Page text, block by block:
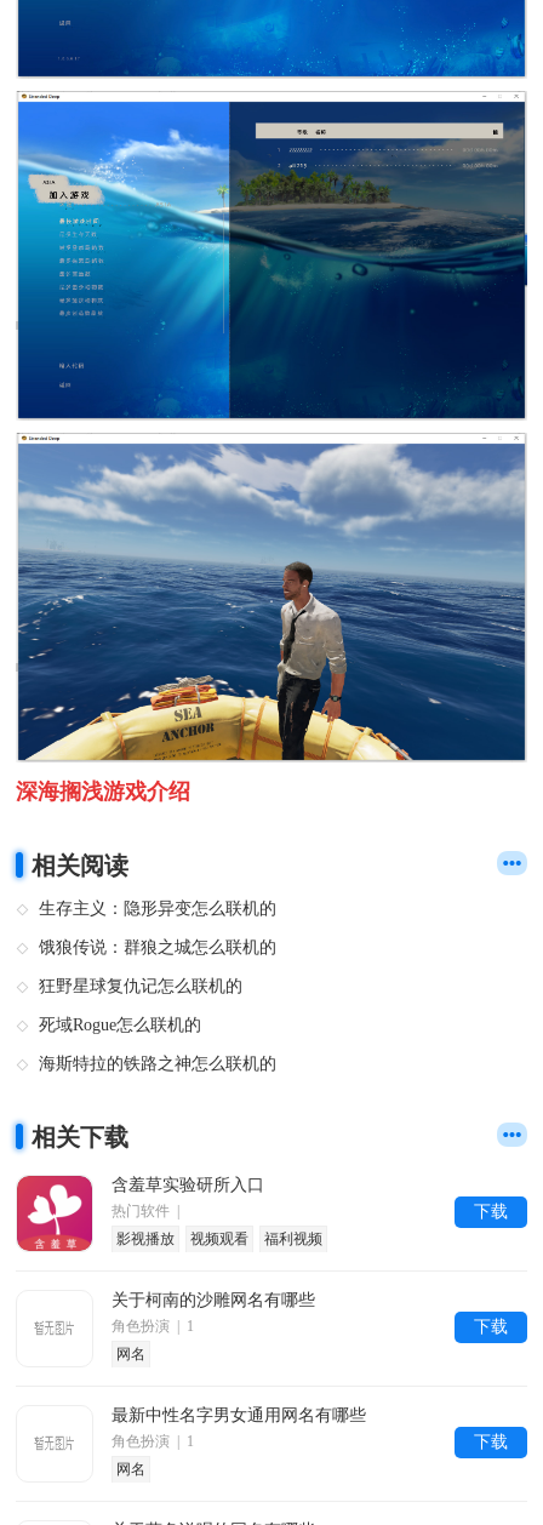
深海搁浅游戏介绍
相关阅读
生存主义：隐形异变怎么联机的
饿狼传说：群狼之城怎么联机的
狂野星球复仇记怎么联机的
死域Rogue怎么联机的
海斯特拉的铁路之神怎么联机的
相关下载
含羞草实验研所入口
热门软件 |
影视播放
视频观看 福利视频
下载
关于柯南的沙雕网名有哪些
角色扮演 | 1
网名
下载
最新中性名字男女通用网名有哪些
角色扮演 | 1
网名
下载